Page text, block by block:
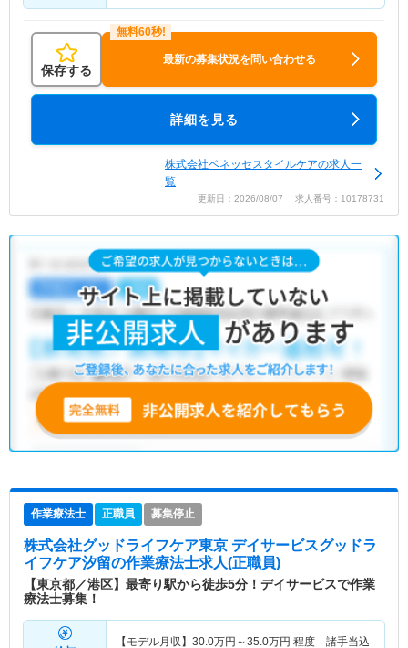
保存する
最新の募集状況を問い合わせる
詳細を見る
株式会社ベネッセスタイルケアの求人一
覧
更新日：2026/08/07 求人番号：10178731
作業療法士 正職員 募集停止
株式会社グッドライフケア東京 デイサービスグッドラ
イフケア汐留の作業療法士求人(正職員)
【東京都／港区】最寄り駅から徒歩5分！デイサービスで作業
療法士募集！
【モデル月収】 30.0万円～35.0万円 程度 諸手当込